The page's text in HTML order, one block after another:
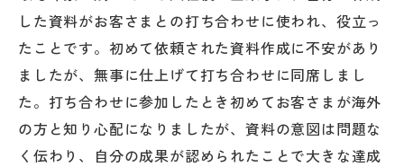
した資料がお客さまとの打ち合わせに使われ、役立っ
たことです。初めて依頼された資料作成に不安があり
ましたが、無事に仕上げて打ち合わせに同席しまし
た。打ち合わせに参加したとき初めてお客さまが海外
の方と知り心配になりましたが、資料の意図は問題な
く伝わり、自分の成果が認められたことで大きな達成